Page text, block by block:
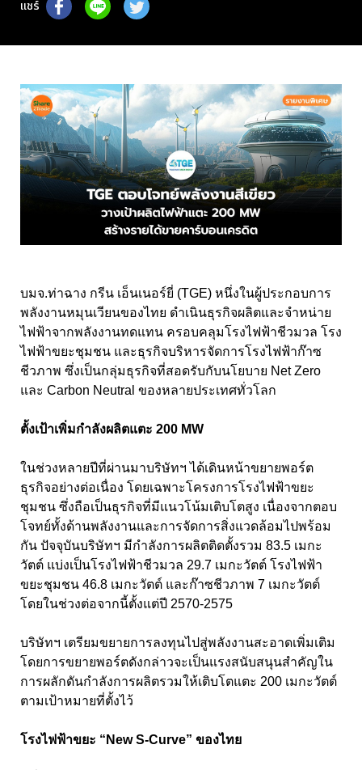
แชร์
บมจ.ท่าฉาง กรีน เอ็นเนอร์ยี่ (TGE) หนึ่งในผู้ประกอบการ
พลังงานหมุนเวียนของไทย ดำเนินธุรกิจผลิตและจำหน่าย
ไฟฟ้าจากพลังงานทดแทน ครอบคลุมโรงไฟฟ้าชีวมวล โรง
ไฟฟ้าขยะชุมชน และธุรกิจบริหารจัดการโรงไฟฟ้าก๊าซ
ชีวภาพ ซึ่งเป็นกลุ่มธุรกิจที่สอดรับกับนโยบาย Net Zero
และ Carbon Neutral ของหลายประเทศทั่วโลก
ตั้งเป้าเพิ่มกำลังผลิตแตะ 200 MW
ในช่วงหลายปีที่ผ่านมาบริษัทฯ ได้เดินหน้าขยายพอร์ต
ธุรกิจอย่างต่อเนื่อง โดยเฉพาะโครงการโรงไฟฟ้าขยะ
ชุมชน ซึ่งถือเป็นธุรกิจที่มีแนวโน้มเติบโตสูง เนื่องจากตอบ
โจทย์ทั้งด้านพลังงานและการจัดการสิ่งแวดล้อมไปพร้อม
กัน ปัจจุบันบริษัทฯ มีกำลังการผลิตติดตั้งรวม 83.5 เมกะ
วัตต์ แบ่งเป็นโรงไฟฟ้าชีวมวล 29.7 เมกะวัตต์ โรงไฟฟ้า
ขยะชุมชน 46.8 เมกะวัตต์ และก๊าซชีวภาพ 7 เมกะวัตต์
โดยในช่วงต่อจากนี้ตั้งแต่ปี 2570-2575
บริษัทฯ เตรียมขยายการลงทุนไปสู่พลังงานสะอาดเพิ่มเติม
โดยการขยายพอร์ตดังกล่าวจะเป็นแรงสนับสนุนสำคัญใน
การผลักดันกำลังการผลิตรวมให้เติบโตแตะ 200 เมกะวัตต์
ตามเป้าหมายที่ตั้งไว้
โรงไฟฟ้าขยะ “New S-Curve” ของไทย